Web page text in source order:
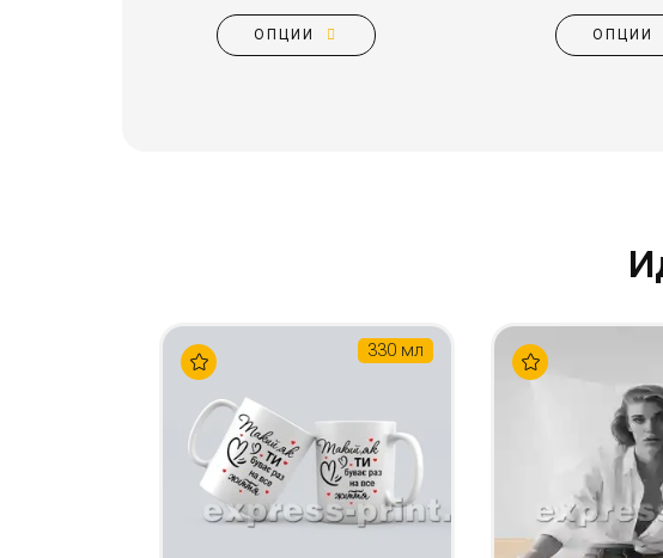
ОПЦИИ ОПЦИИ
330 мл